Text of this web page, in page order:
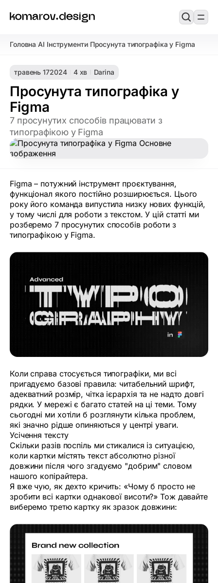
Головна/AI Інструменти/Просунута типографіка у Figma
травень 172024 4 хв Darina
Просунута типографіка у
Figma
7 просунутих способів працювати з
типографікою у Figma
Figma – потужний інструмент проєктування,
функціонал якого постійно розширюється. Цього
року його команда випустила низку нових функцій,
у тому числі для роботи з текстом. У цій статті ми
розберемо 7 просунутих способів роботи з
типографікою у Figma.
Коли справа стосується типографіки, ми всі
пригадуємо базові правила: читабельний шрифт,
адекватний розмір, чітка ієрархія та не надто довгі
рядки. У мережі є багато статей на ці теми. Тому
сьогодні ми хотіли б розглянути кілька проблем,
які значно рідше опиняються у центрі уваги.
Усічення тексту
Скільки разів поспіль ми стикалися із ситуацією,
коли картки містять текст абсолютно різної
довжини після чого згадуємо "добрим" словом
нашого копірайтера.
Я вже чую, як дехто кричить: «Чому б просто не
зробити всі картки однакової висоти?» Тож давайте
виберемо третю картку як зразок довжини: